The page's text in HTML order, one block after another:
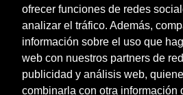
ofrecer funciones de redes
analizar el tráfico. Además,
información sobre el uso que
web con nuestros partners de
publicidad y análisis web,
combinarla con otra información